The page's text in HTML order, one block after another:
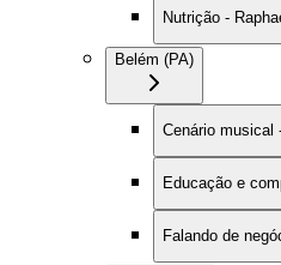
Nutrição -
Belém (PA)
Cenário musical
Educação e
Falando de